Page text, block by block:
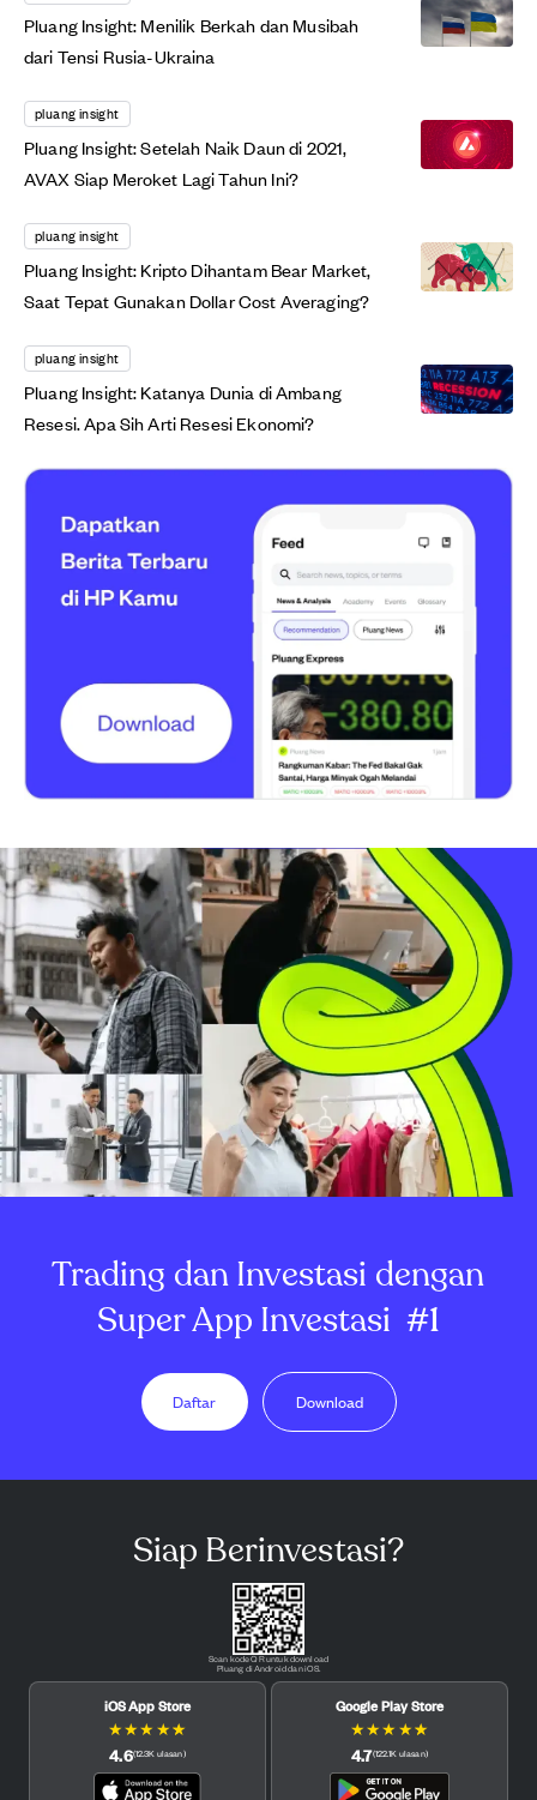
Pluang Insight: Menilik Berkah dan Musibah
dari Tensi Rusia-Ukraina
pluang insight
Pluang Insight: Setelah Naik Daun di 2021,
AVAX Siap Meroket Lagi Tahun Ini?
pluang insight
Pluang Insight: Kripto Dihantam Bear Market,
Saat Tepat Gunakan Dollar Cost Averaging?
pluang insight
Pluang Insight: Katanya Dunia di Ambang
Resesi. Apa Sih Arti Resesi Ekonomi?
Trading dan Investasi dengan
Super App Investasi #1
Daftar Download
Siap Berinvestasi?
Scan kode QR untuk download
Pluang di Android dan iOS.
iOS App Store
★★★ ★★
4.6(12.3K ulasan)
Google Play Store
★★★ ★★
4.7(122.1K ulasan)